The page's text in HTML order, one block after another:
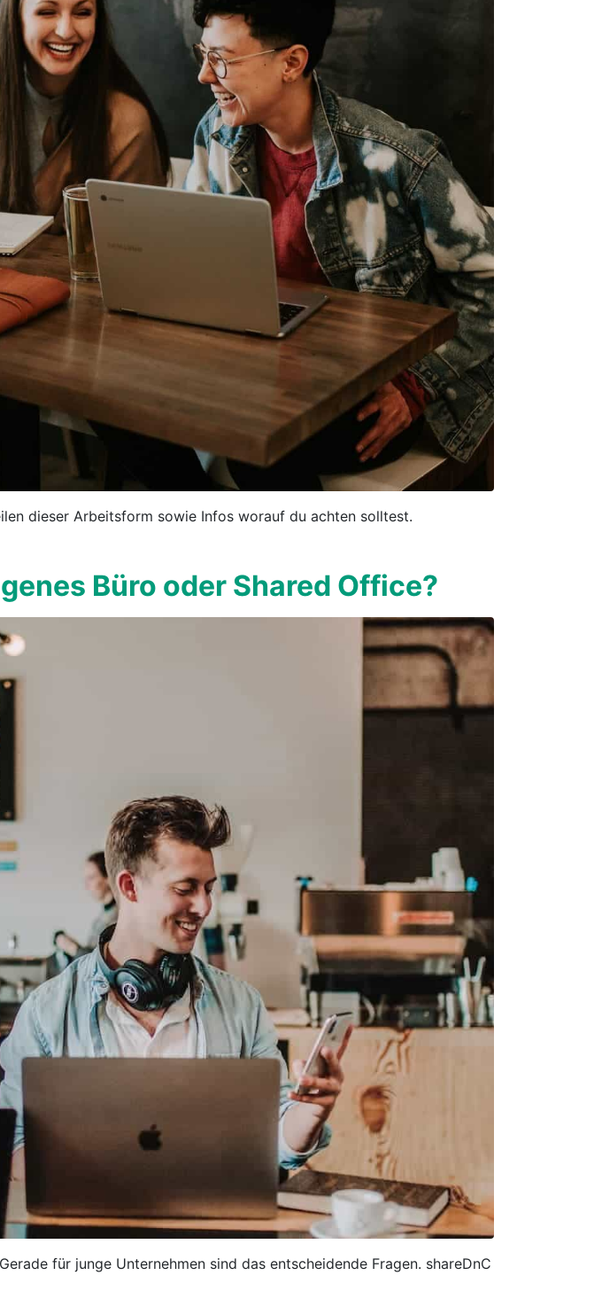
dieser Arbeitsform sowie Infos worauf du achten solltest.
Büro oder Shared Office?
für junge Unternehmen sind das entscheidende Fragen. shareDnC